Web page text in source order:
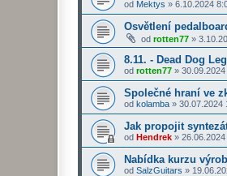
od Mektys » 6.10.2024
Osvětlení
od rotten77 »
8.11. - Dead Dog
od rotten77 » 30.09.2024
Společné hraní ve
od kolamba » 30.07.2024
Jak propojit
od Hendrek »
Nabídka kurzu
od SalzGuitars »